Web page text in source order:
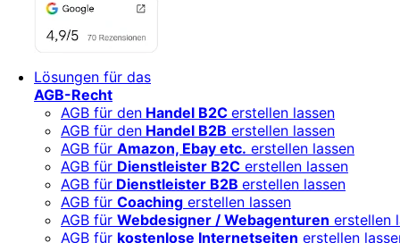
Lösungen für das
AGB-Recht
AGB für den Handel B2C erstellen lassen
AGB für den Handel B2B erstellen lassen
AGB für Amazon, Ebay etc. erstellen lassen
AGB für Dienstleister B2C erstellen lassen
AGB für Dienstleister B2B erstellen lassen
AGB für Coaching erstellen lassen
AGB für Webdesigner / Webagenturen erstellen
AGB für kostenlose Internetseiten erstellen